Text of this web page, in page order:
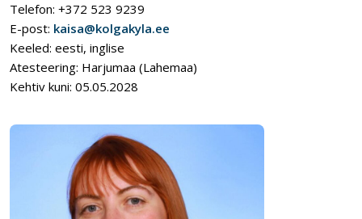
Telefon: +372 523 9239
E-post: kaisa@kolgakyla.ee
Keeled: eesti, inglise
Atesteering: Harjumaa (Lahemaa)
Kehtiv kuni: 05.05.2028